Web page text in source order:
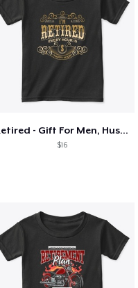
Retired - Gift For Men, Husband& Grandpa
$16